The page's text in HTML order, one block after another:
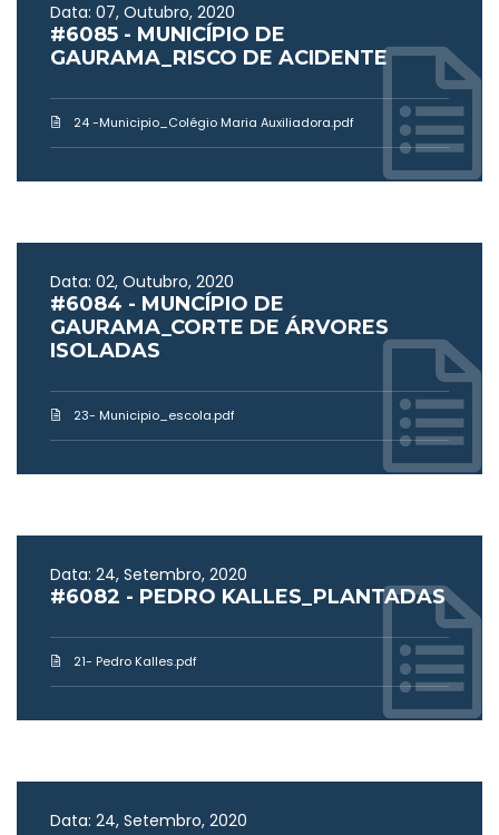
Data: 07, Outubro, 2020
#6085 - MUNICÍPIO DE
GAURAMA_RISCO DE ACIDENTE
24 -Municipio_Colégio Maria Auxiliadora.pdf
Data: 02, Outubro, 2020
#6084 - MUNCÍPIO DE
GAURAMA_CORTE DE ÁRVORES
ISOLADAS
23- Municipio_escola.pdf
Data: 24, Setembro, 2020
#6082 - PEDRO KALLES_PLANTADAS
21- Pedro Kalles.pdf
Data: 24, Setembro, 2020